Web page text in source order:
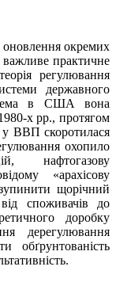
оновлення окремих
важливе практичне
регулювання
державного
в США вона
х рр., протягом
у ВВП скоротилася
охопило
нафтогазову
«арахісову
щорічний
споживачів до
доробку
дерегулювання
обґрунтованість